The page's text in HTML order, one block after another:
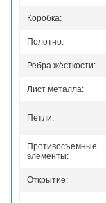
Коробка:
Полотно:
Ребра жёсткости:
Лист металла:
Петли:
Противосъемные
элементы:
Открытие: